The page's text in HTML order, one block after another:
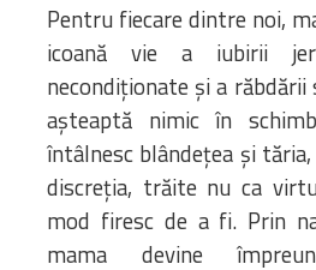
Pentru fiecare dintre noi,
icoană vie a iubirii
necondiționate și a
așteaptă nimic în
întâlnesc blândețea și
discreția, trăite nu ca
mod firesc de a fi. Prin
mama devine